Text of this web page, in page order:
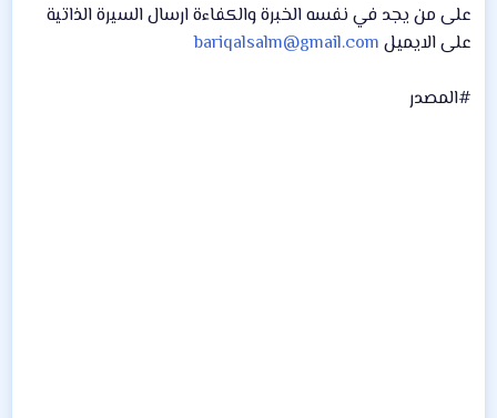
على من يجد في نفسه الخبرة والكفاءة ارسال السيرة الذاتية
على الايميل bariqalsalm@gmail.com
#المصدر